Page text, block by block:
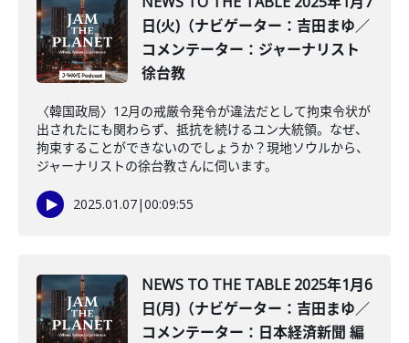
日(火)（ナビゲーター：吉田まゆ／
コメンテーター：ジャーナリスト
徐台教
〈韓国政局〉12月の戒厳令発令が違法だとして拘束令状が
出されたにも関わらず、抵抗を続けるユン大統領。なぜ、
拘束することができないのでしょうか？現地ソウルから、
ジャーナリストの徐台教さんに伺います。
2025.01.07|00:09:55
NEWS TO THE TABLE 2025年1月6
日(月)（ナビゲーター：吉田まゆ／
コメンテーター：日本経済新聞 編